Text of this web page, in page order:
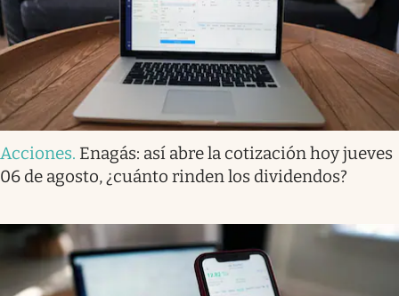
Acciones. Enagás: así abre la cotización hoy jueves
06 de agosto, ¿cuánto rinden los dividendos?